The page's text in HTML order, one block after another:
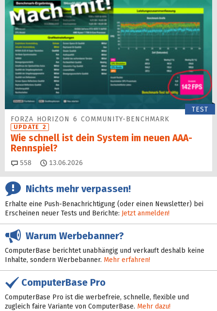
TEST
FORZA HORIZON 6 COMMUNITY-BENCHMARK
UPDATE 2
Wie schnell ist dein System im neuen AAA-
Rennspiel?
558 Kommentare
13.06.2026
Nichts mehr verpassen!
Erhalte eine Push-Benachrichtigung (oder einen Newsletter) bei
Erscheinen neuer Tests und Berichte: Jetzt anmelden!
Warum Werbebanner?
ComputerBase berichtet unabhängig und verkauft deshalb keine
Inhalte, sondern Werbebanner. Mehr erfahren!
ComputerBase Pro
ComputerBase Pro ist die werbefreie, schnelle, flexible und
zugleich faire Variante von ComputerBase. Mehr dazu!